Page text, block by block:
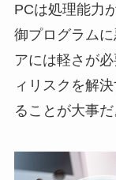
PCは処理能力
御プログラム
アには軽さが
ィリスクを解
ることが大事だ